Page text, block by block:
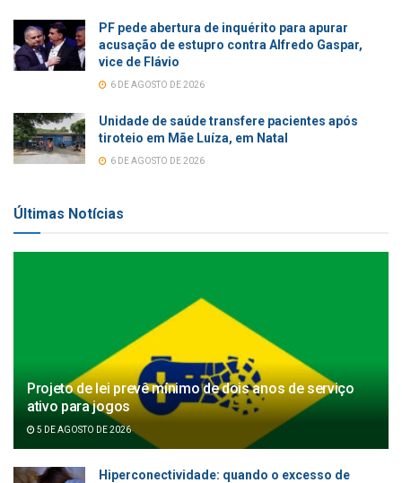
PF pede abertura de inquérito para apurar
acusação de estupro contra Alfredo Gaspar,
vice de Flávio
6 DE AGOSTO DE 2026
Unidade de saúde transfere pacientes após
tiroteio em Mãe Luíza, em Natal
6 DE AGOSTO DE 2026
Últimas Notícias
Projeto de lei prevê mínimo de dois anos de serviço
ativo para jogos
5 DE AGOSTO DE 2026
Hiperconectividade: quando o excesso de